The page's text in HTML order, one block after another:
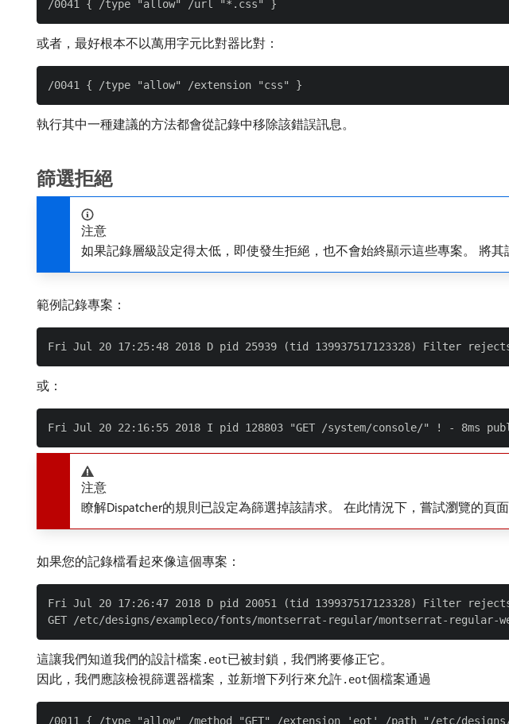
或者，最好根本不以萬用字元比對器比對：
執行其中一種建議的方法都會從記錄中移除該錯誤訊息。
篩選拒絕
注意
如果記錄層級設定得太低，即使發生拒絕，也不會始終顯示這些專案。 將
範例記錄專案：
或：
注意
瞭解Dispatcher的規則已設定為篩選掉該請求。 在此情況下，嘗試瀏覽的頁
如果您的記錄檔看起來像這個專案：
Fri Jul 20 17:26:47 2018 D pid 20051 (tid 139937517123328) Filter
這讓我們知道我們的設計檔案 .eot已被封鎖，我們將要修正它。
因此，我們應該檢視篩選器檔案，並新增下列行來允許.eot個檔案通過